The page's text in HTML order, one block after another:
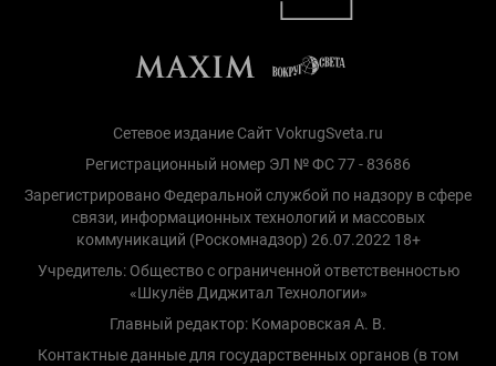
Сетевое издание Сайт VokrugSveta.ru
Регистрационный номер ЭЛ № ФС 77 - 83686
Зарегистрировано Федеральной службой по надзору в сфере
связи, информационных технологий и массовых
коммуникаций (Роскомнадзор) 26.07.2022 18+
Учредитель: Общество с ограниченной ответственностью
«Шкулёв Диджитал Технологии»
Главный редактор: Комаровская А. В.
Контактные данные для государственных органов (в том